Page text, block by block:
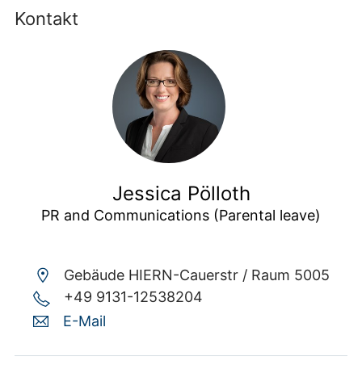
Kontakt
Jessica Pölloth
PR and Communications (Parental leave)
Gebäude HIERN-Cauerstr / Raum 5005
+49 9131-12538204
E-Mail